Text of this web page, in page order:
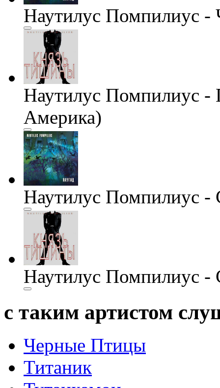
Наутилус Помпилиус
Наутилус Помпилиус -
Америка)
Наутилус Помпилиус -
Наутилус Помпилиус
с таким артистом
Черные Птицы
Титаник